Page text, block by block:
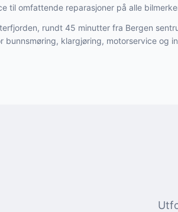
til omfattende reparasjoner på alle
rundt 45 minutter fra Bergen
bunnsmøring, klargjøring, motorservice og